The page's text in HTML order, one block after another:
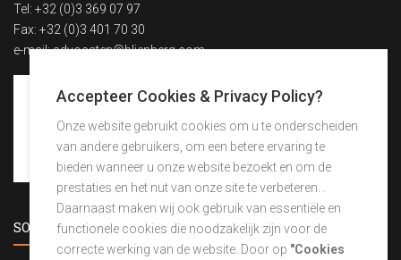
Tel: +32 (0)3 369 07 97
Fax: +32 (0)3 401 70 30
e-mail:advocaten@blienberg.com
SOCIAL NIEUWS
Accepteer Cookies & Privacy Policy?
Onze website gebruikt cookies om u te onderscheiden
van andere gebruikers, om een betere ervaring te
bieden wanneer u onze website bezoekt en om de
prestaties en het nut van onze site te verbeteren. .
Daarnaast maken wij ook gebruik van essentiële en
functionele cookies die noodzakelijk zijn voor de
correcte werking van de website. Door op "Cookies